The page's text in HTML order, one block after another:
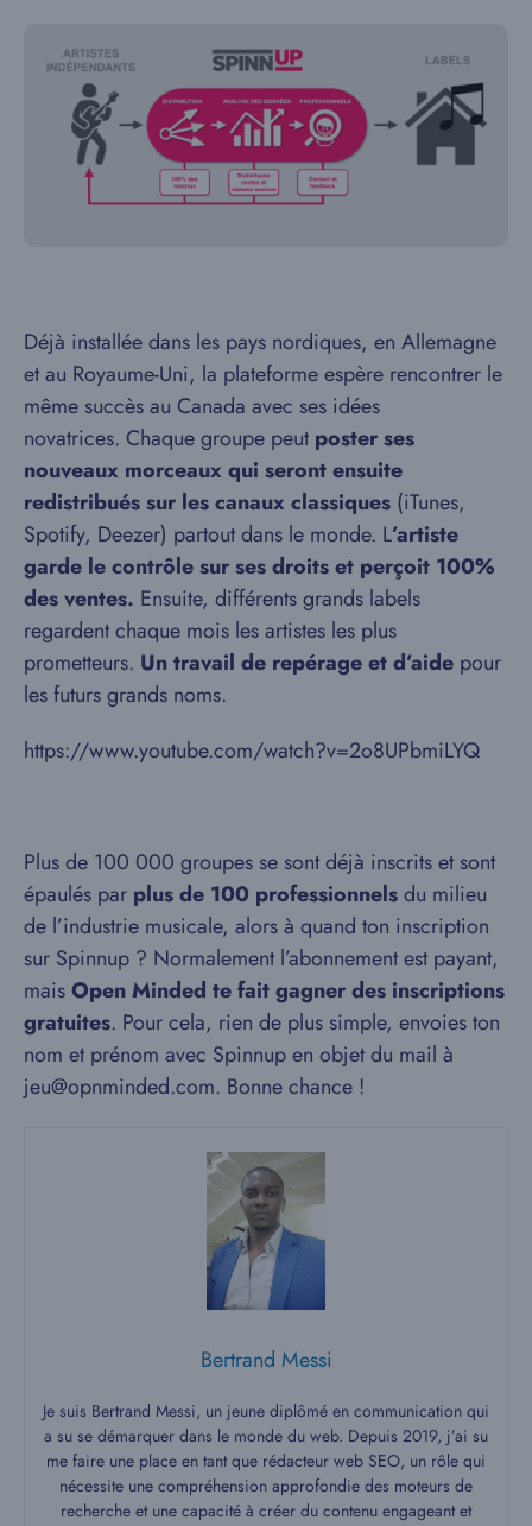
Déjà installée dans les pays nordiques, en Allemagne
et au Royaume-Uni, la plateforme espère rencontrer le
même succès au Canada avec ses idées
novatrices. Chaque groupe peutposter ses
nouveaux morceaux qui seront ensuite
redistribués sur les canaux classiques (iTunes,
Spotify, Deezer) partout dans le monde. L’artiste
garde le contrôle sur ses droits et perçoit 100%
des ventes. Ensuite, différents grands labels
regardent chaque mois les artistes les plus
prometteurs. Un travail de repérage et d’aide pour
les futurs grands noms.
https://www.youtube.com/watch?v=2o8UPbmiLYQ
Plus de 100 000 groupes se sont déjà inscrits et sont
épaulés par plus de 100 professionnelsdu milieu
de l’industrie musicale, alors à quand ton inscription
sur Spinnup ? Normalement l’abonnement est payant,
maisOpen Minded te fait gagner des inscriptions
gratuites. Pour cela, rien de plus simple, envoies ton
nom et prénom avec Spinnup en objet du mail à
jeu@opnminded.com. Bonne chance !
Bertrand Messi
Je suis Bertrand Messi, un jeune diplômé en communication qui
a su se démarquer dans le monde du web. Depuis 2019, j’ai su
me faire une place en tant que rédacteur web SEO, un rôle qui
nécessite une compréhension approfondie des moteurs de
recherche et une capacité à créer du contenu engageant et